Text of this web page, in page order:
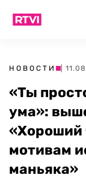
НОВОСТИ |
«Ты
ума»:
«Хороший
мотивам
маньяка»